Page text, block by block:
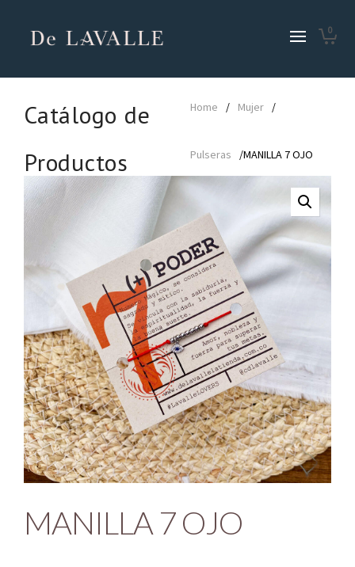
0
Catálogo de
Productos
Home / Mujer /
Pulseras /MANILLA 7 OJO
MANILLA 7 OJO